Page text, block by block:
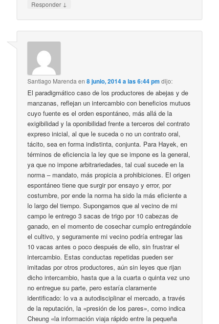
Responder ↓
Santiago Marenda en8 junio, 2014 a las 6:44 pm dijo:
El paradigmático caso de los productores de abejas y de
manzanas, reflejan un intercambio con beneficios mutuos
cuyo fuente es el orden espontáneo, más allá de la
exigibilidad y la oponibilidad frente a terceros del contrato
expreso inicial, al que le suceda o no un contrato oral,
tácito, sea en forma indistinta, conjunta. Para Hayek, en
términos de eficiencia la ley que se impone es la general,
ya que no impone arbitrariedades, tal cual sucede en la
norma – mandato, más propicia a prohibiciones. El origen
espontáneo tiene que surgir por ensayo y error, por
costumbre, por ende la norma ha sido la más eficiente a
lo largo del tiempo. Supongamos que al vecino de mi
campo le entrego 3 sacas de trigo por 10 cabezas de
ganado, en el momento de cosechar cumplo entregándole
el cultivo, y seguramente mi vecino podría entregar las
10 vacas antes o poco después de ello, sin frustrar el
intercambio. Estas conductas repetidas pueden ser
imitadas por otros productores, aún sin leyes que rijan
dicho intercambio, hasta que a la cuarta o quinta vez uno
no entregue su parte, pero estaría claramente
identificado: lo va a autodisciplinar el mercado, a través
de la reputación, la «presión de los pares», como indica
Cheung «la información viaja rápido entre la pequeña